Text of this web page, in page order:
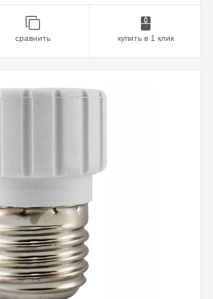
сравнить купить в 1 клик